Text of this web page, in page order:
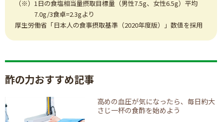
（※）1日の食塩相当量摂取目標量（男性7.5g、女性6.5g）平均
7.0g/3食卓=2.3gより
厚生労働省「日本人の食事摂取基準（2020年度版）」数値を採用
酢の力おすすめ記事
高めの血圧が気になったら、 毎日約大
さじ一杯の食酢を始めよう